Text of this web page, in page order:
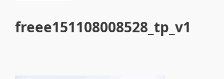
freee151108008528_tp_v1